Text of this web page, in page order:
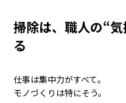
掃除は、職人の“
る
仕事は集中力がすべて。
モノづくりは特にそう。